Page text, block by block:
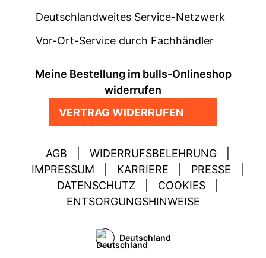
Deutschlandweites Service-Netzwerk
Vor-Ort-Service durch Fachhändler
Meine Bestellung im bulls-Onlineshop
widerrufen
VERTRAG WIDERRUFEN
AGB WIDERRUFSBELEHRUNG
IMPRESSUM
KARRIERE PRESSE
DATENSCHUTZ
COOKIES
ENTSORGUNGSHINWEISE
Deutschland